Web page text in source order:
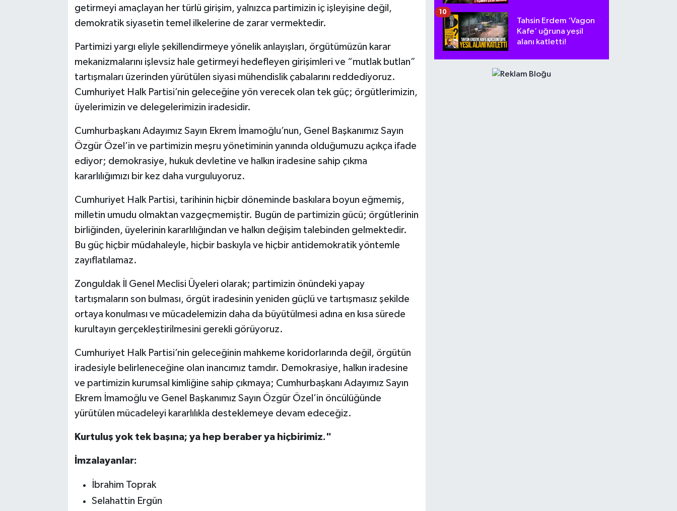
getirmeyi amaçlayan her türlü girişim, yalnızca partimizin iç işleyişine değil,
demokratik siyasetin temel ilkelerine de zarar vermektedir.
Partimizi yargı eliyle şekillendirmeye yönelik anlayışları, örgütümüzün karar
mekanizmalarını işlevsiz hale getirmeyi hedefleyen girişimleri ve “mutlak butlan”
tartışmaları üzerinden yürütülen siyasi mühendislik çabalarını reddediyoruz.
Cumhuriyet Halk Partisi’nin geleceğine yön verecek olan tek güç; örgütlerimizin,
üyelerimizin ve delegelerimizin iradesidir.
Cumhurbaşkanı Adayımız Sayın Ekrem İmamoğlu’nun, Genel Başkanımız Sayın
Özgür Özel’in ve partimizin meşru yönetiminin yanında olduğumuzu açıkça ifade
ediyor; demokrasiye, hukuk devletine ve halkın iradesine sahip çıkma
kararlılığımızı bir kez daha vurguluyoruz.
Cumhuriyet Halk Partisi, tarihinin hiçbir döneminde baskılara boyun eğmemiş,
milletin umudu olmaktan vazgeçmemiştir. Bugün de partimizin gücü; örgütlerinin
birliğinden, üyelerinin kararlılığından ve halkın değişim talebinden gelmektedir.
Bu güç hiçbir müdahaleyle, hiçbir baskıyla ve hiçbir antidemokratik yöntemle
zayıflatılamaz.
Zonguldak İl Genel Meclisi Üyeleri olarak; partimizin önündeki yapay
tartışmaların son bulması, örgüt iradesinin yeniden güçlü ve tartışmasız şekilde
ortaya konulması ve mücadelemizin daha da büyütülmesi adına en kısa sürede
kurultayın gerçekleştirilmesini gerekli görüyoruz.
Cumhuriyet Halk Partisi’nin geleceğinin mahkeme koridorlarında değil, örgütün
iradesiyle belirleneceğine olan inancımız tamdır. Demokrasiye, halkın iradesine
ve partimizin kurumsal kimliğine sahip çıkmaya; Cumhurbaşkanı Adayımız Sayın
Ekrem İmamoğlu ve Genel Başkanımız Sayın Özgür Özel’in öncülüğünde
yürütülen mücadeleyi kararlılıkla desteklemeye devam edeceğiz.
Kurtuluş yok tek başına; ya hep beraber ya hiçbirimiz."
İmzalayanlar:
İbrahim Toprak
Selahattin Ergün
Tahsin Erdem ‘Vagon
Kafe’ uğruna yeşil
alanı katletti!
10